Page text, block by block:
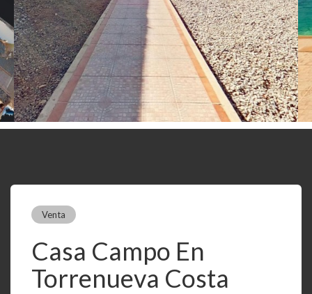
Venta
Casa Campo En
Torrenueva Costa